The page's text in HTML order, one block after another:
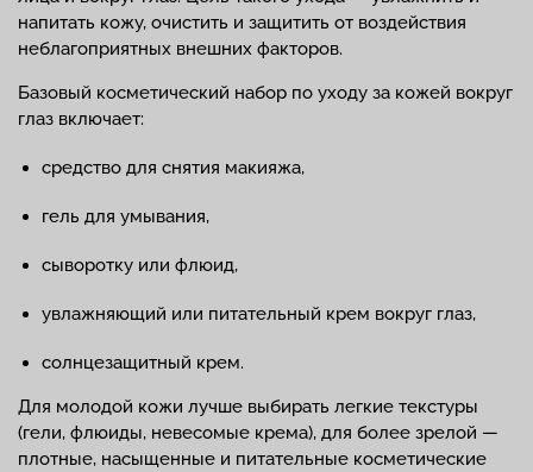
напитать кожу, очистить и защитить от воздействия
неблагоприятных внешних факторов.
Базовый косметический набор по уходу за кожей вокруг
глаз включает:
средство для снятия макияжа,
гель для умывания,
сыворотку или флюид,
увлажняющий или питательный крем вокруг глаз,
солнцезащитный крем.
Для молодой кожи лучше выбирать легкие текстуры
(гели, флюиды, невесомые крема), для более зрелой —
плотные, насыщенные и питательные косметические